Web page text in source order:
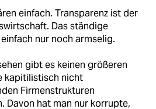
einfach. Transparenz ist der
Das ständige
nur noch armselig.
gibt es keinen größeren
kapitilistisch nicht
Firmenstrukturen
Davon hat man nur korrupte,